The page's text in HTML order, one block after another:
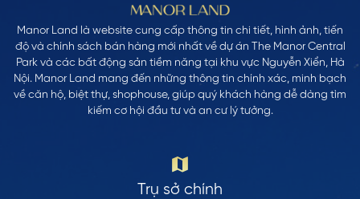
Manor Land là website cung cấp thông tin chi tiết, hình ảnh, tiến
độ và chính sách bán hàng mới nhất về dự án The Manor Central
Park và các bất động sản tiềm năng tại khu vực Nguyễn Xiển, Hà
Nội. Manor Land mang đến những thông tin chính xác, minh bạch
về căn hộ, biệt thự, shophouse, giúp quý khách hàng dễ dàng tìm
kiếm cơ hội đầu tư và an cư lý tưởng.
Trụ sở chính